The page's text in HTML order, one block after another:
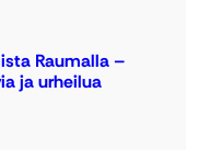
Raumalla –
ja urheilua